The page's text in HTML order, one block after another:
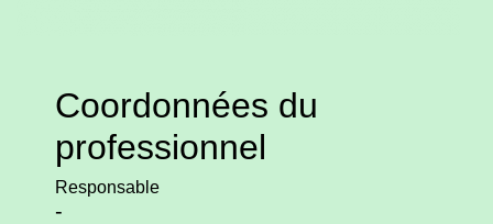
Coordonnées du
professionnel
Responsable
-